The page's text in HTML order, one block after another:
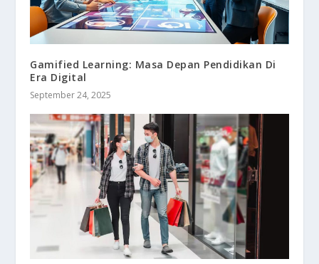
Gamified Learning: Masa Depan Pendidikan Di
Era Digital
September 24, 2025